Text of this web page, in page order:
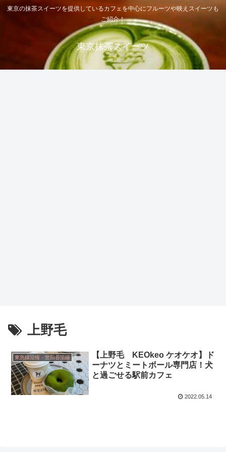
東京の抹茶スイーツを提供しているカフェを中心にフルーツや映えスイーツも
ご紹介！
東京抹茶スイーツ
上野毛
東急線沿線・世田谷沿線
【上野毛 KEOkeo ケオケオ】ド
ーナツとミートボール専門店！犬
と過ごせる駅前カフェ
2022.05.14